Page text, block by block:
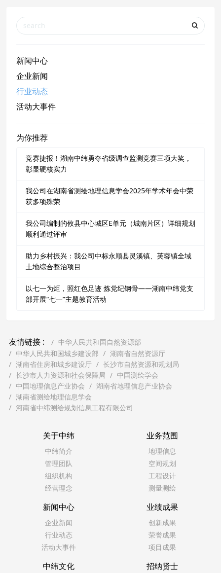
新闻中心
企业新闻
行业动态
活动大事件
为你推荐
竞赛捷报！湖南中纬勇夺省级调查监测竞赛三项大奖，
彰显硬核实力
我公司在湖南省测绘地理信息学会2025年学术年会中荣
获多项殊荣
我公司编制的攸县中心城区E单元（城南片区）详细规划
顺利通过评审
助力乡村振兴：我公司中标永顺县灵溪镇、芙蓉镇全域
土地综合整治项目
以七一为炬，照红色足迹 炼党纪钢骨——湖南中纬党支
部开展“七一”主题教育活动
友情链接 :
中华人民共和国自然资源部
中华人民共和国城乡建设部
湖南省自然资源厅
湖南省住房和城乡建设厅
长沙市自然资源和规划局
长沙市人力资源和社会保障局
中国测绘学会
中国地理信息产业协会
湖南省地理信息产业协会
湖南省测绘地理信息学会
河南省中纬测绘规划信息工程有限公司
关于中纬
中纬简介
管理团队
组织机构
经营理念
业务范围
地理信息
空间规划
工程设计
测量测绘
新闻中心
企业新闻
行业动态
活动大事件
业绩成果
创新成果
荣誉成果
项目成果
中纬文化 招纳贤士